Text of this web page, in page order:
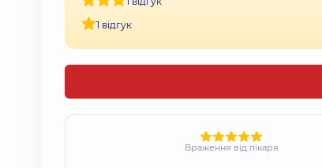
1 відгук
Враження від лікаря